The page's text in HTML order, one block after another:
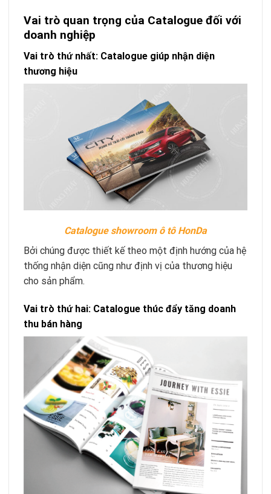
Vai trò quan trọng của Catalogue đối với
doanh nghiệp
Vai trò thứ nhất: Catalogue giúp nhận diện
thương hiệu
Catalogue showroom ô tô HonDa
Bởi chúng được thiết kế theo một định hướng của hệ
thống nhận diện cũng như định vị của thương hiệu
cho sản phẩm.
Vai trò thứ hai: Catalogue thúc đẩy tăng doanh
thu bán hàng